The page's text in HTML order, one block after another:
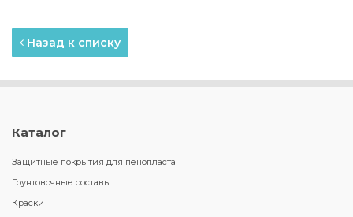
Назад к списку
Каталог
Защитные покрытия для пенопласта
Грунтовочные составы
Краски